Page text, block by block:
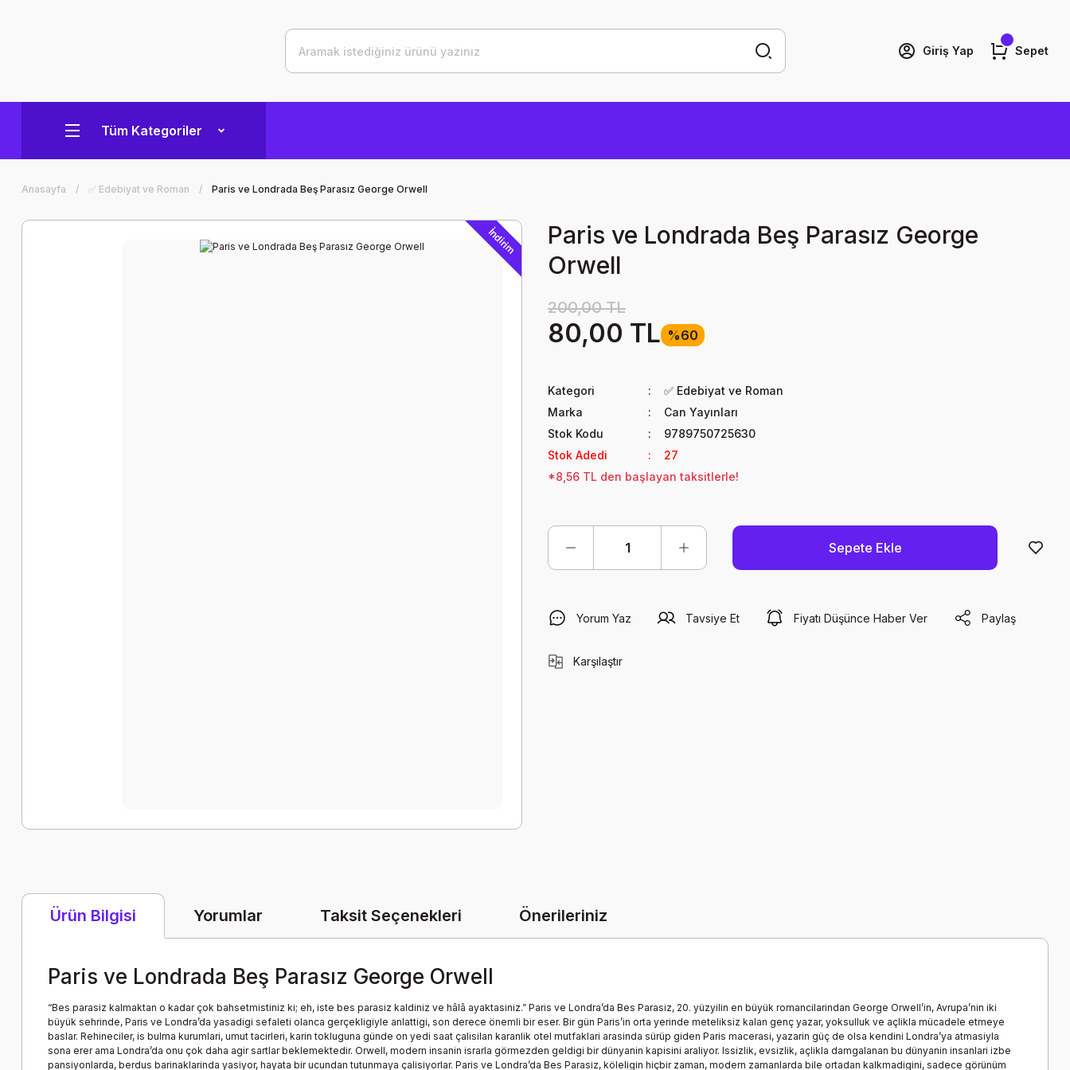
Giriş Yap Sepet
Tüm Kategoriler
Anasayfa ✅ Edebiyat ve Roman Paris ve Londrada Beş Parasız George Orwell
İndirim
Paris ve Londrada Beş Parasız George
Orwell
200,00 TL
80,00 TL %60
Kategori
✅ Edebiyat ve Roman
Marka
Can Yayınları
Stok Kodu
9789750725630
Stok Adedi
27
*8,56 TL den başlayan taksitlerle!
Sepete Ekle
Yorum Yaz Tavsiye Et Fiyatı Düşünce Haber Ver Paylaş
Karşılaştır
Ürün Bilgisi Yorumlar Taksit Seçenekleri Önerileriniz
Paris ve Londrada Beş Parasız George Orwell
“Bes parasiz kalmaktan o kadar çok bahsetmistiniz ki; eh, iste bes parasiz kaldiniz ve hâlâ ayaktasiniz.” Paris ve Londra’da Bes Parasiz, 20. yüzyilin en büyük romancilarindan George Orwell’in, Avrupa’nin iki
büyük sehrinde, Paris ve Londra’da yasadigi sefaleti olanca gerçekligiyle anlattigi, son derece önemli bir eser. Bir gün Paris’in orta yerinde meteliksiz kalan genç yazar, yoksulluk ve açlikla mücadele etmeye
baslar. Rehineciler, is bulma kurumlari, umut tacirleri, karin tokluguna günde on yedi saat çalisilan karanlik otel mutfaklari arasinda sürüp giden Paris macerasi, yazarin güç de olsa kendini Londra’ya atmasiyla
sona erer ama Londra’da onu çok daha agir sartlar beklemektedir. Orwell, modern insanin israrla görmezden geldigi bir dünyanin kapisini araliyor. Issizlik, evsizlik, açlikla damgalanan bu dünyanin insanlari izbe
pansiyonlarda, berdus barinaklarinda yasiyor, hayata bir ucundan tutunmaya çalisiyorlar. Paris ve Londra’da Bes Parasiz, köleligin hiçbir zaman, modern zamanlarda bile ortadan kalkmadigini, sadece görünüm